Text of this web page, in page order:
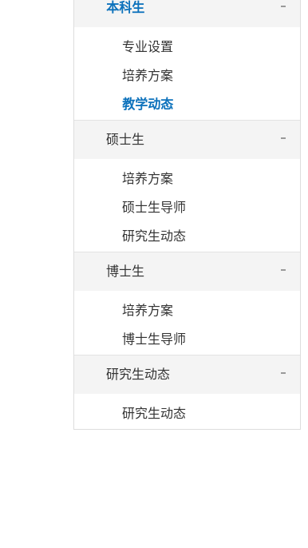
本科生
专业设置
培养方案
教学动态
硕士生
培养方案
硕士生导师
研究生动态
博士生
培养方案
博士生导师
研究生动态
研究生动态